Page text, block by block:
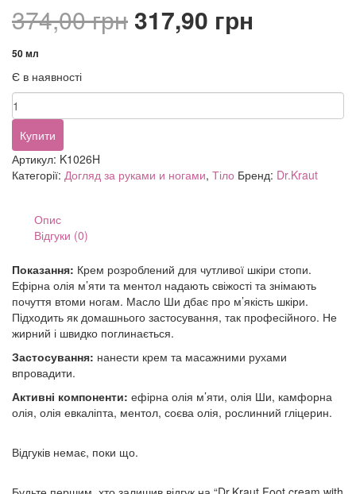
374,00грн Оригінальна
374,00 грн.
317,90 грн
317,90
50 мл
Є в наявності
Dr.Kraut
Foot
cream
with
Shea
butter
Купити
Артикул: K1026H
Категорії: Догляд за руками и ногами, Тіло Бренд: Dr.Kraut
Опис
Відгуки (0)
Показання: Крем розроблений для чутливої шкіри стопи.
Ефірна олія м’яти та ментол надають свіжості та знімають
почуття втоми ногам. Масло Ши дбає про м’якість шкіри.
Підходить як домашнього застосування, так професійного. Не
жирний і швидко поглинається.
Застосування: нанести крем та масажними рухами
впровадити.
Активні компоненти: ефірна олія м’яти, олія Ши, камфорна
олія, олія евкаліпта, ментол, соєва олія, рослинний гліцерин.
Відгуків немає, поки що.